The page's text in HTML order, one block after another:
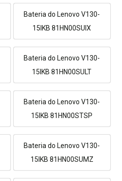
Bateria do Lenovo V130-
15IKB 81HN00SUIX
Bateria do Lenovo V130-
15IKB 81HN00SULT
Bateria do Lenovo V130-
15IKB 81HN00STSP
Bateria do Lenovo V130-
15IKB 81HN00SUMZ